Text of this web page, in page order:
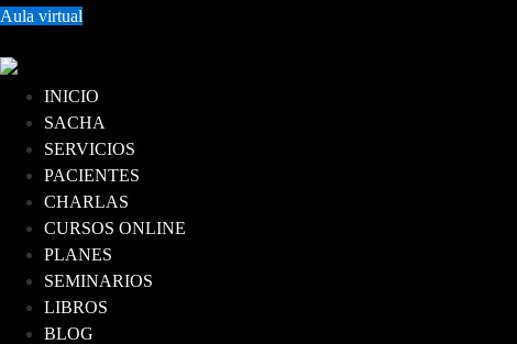
Aula virtual
INICIO
SACHA
SERVICIOS
PACIENTES
CHARLAS
CURSOS ONLINE
PLANES
SEMINARIOS
LIBROS
BLOG